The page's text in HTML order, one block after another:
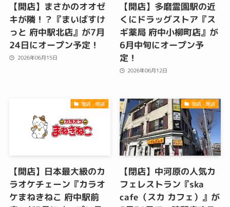
【開店】まさかのオオゼ
キが隣！？『まいばすけ
っと 府中駅北店』が7月
24日にオープン予定！
2026年06月15日
【開店】多磨霊園駅の近
くにドラッグストア『ス
ギ薬局 府中小柳町店』が
6月中旬にオープン予
定！
2026年06月12日
開店・閉店
【開店】日本最大級のカ
ラオケチェーン『カラオ
ケまねきねこ 府中駅前
開店・閉店
【閉店】中河原の人気カ
フェレストラン『ska
cafe（スカ カフェ）』が